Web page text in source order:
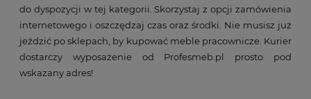
do dyspozycji w tej kategorii. Skorzystaj z opcji zamówienia
internetowego i oszczędzaj czas oraz środki. Nie musisz już
jeździć po sklepach, by kupować meble pracownicze. Kurier
dostarczy wyposażenie od Profesmeb.pl prosto pod
wskazany adres!